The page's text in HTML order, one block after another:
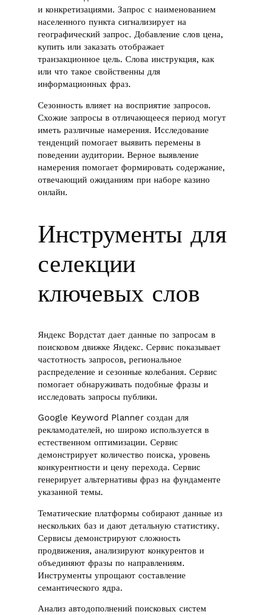
и конкретизациями. Запрос с наименованием
населенного пункта сигнализирует на
географический запрос. Добавление слов цена,
купить или заказать отображает
транзакционное цель. Слова инструкция, как
или что такое свойственны для
информационных фраз.
Сезонность влияет на восприятие запросов.
Схожие запросы в отличающееся период могут
иметь различные намерения. Исследование
тенденций помогает выявить перемены в
поведении аудитории. Верное выявление
намерения помогает формировать содержание,
отвечающий ожиданиям при наборе казино
онлайн.
Инструменты для
селекции
ключевых слов
Яндекс Вордстат дает данные по запросам в
поисковом движке Яндекс. Сервис показывает
частотность запросов, региональное
распределение и сезонные колебания. Сервис
помогает обнаруживать подобные фразы и
исследовать запросы публики.
Google Keyword Planner создан для
рекламодателей, но широко используется в
естественном оптимизации. Сервис
демонстрирует количество поиска, уровень
конкурентности и цену перехода. Сервис
генерирует альтернативы фраз на фундаменте
указанной темы.
Тематические платформы собирают данные из
нескольких баз и дают детальную статистику.
Сервисы демонстрируют сложность
продвижения, анализируют конкурентов и
объединяют фразы по направлениям.
Инструменты упрощают составление
семантического ядра.
Анализ автодополнений поисковых систем